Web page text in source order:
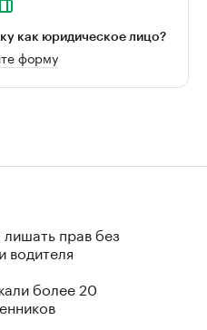
как юридическое лицо?
форму
прав без
водителя
более 20